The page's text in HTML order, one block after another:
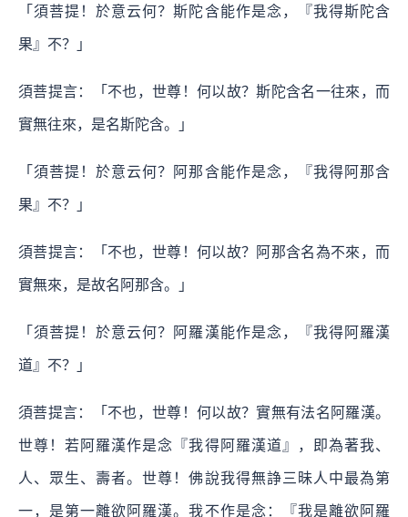
「須菩提！於意云何？斯陀含能作是念，『我得斯陀含
果』不？」
須菩提言：「不也，世尊！何以故？斯陀含名一往來，而
實無往來，是名斯陀含。」
「須菩提！於意云何？阿那含能作是念，『我得阿那含
果』不？」
須菩提言：「不也，世尊！何以故？阿那含名為不來，而
實無來，是故名阿那含。」
「須菩提！於意云何？阿羅漢能作是念，『我得阿羅漢
道』不？」
須菩提言：「不也，世尊！何以故？實無有法名阿羅漢。
世尊！若阿羅漢作是念『我得阿羅漢道』，即為著我、
人、眾生、壽者。世尊！佛說我得無諍三昧人中最為第
一，是第一離欲阿羅漢。我不作是念：『我是離欲阿羅